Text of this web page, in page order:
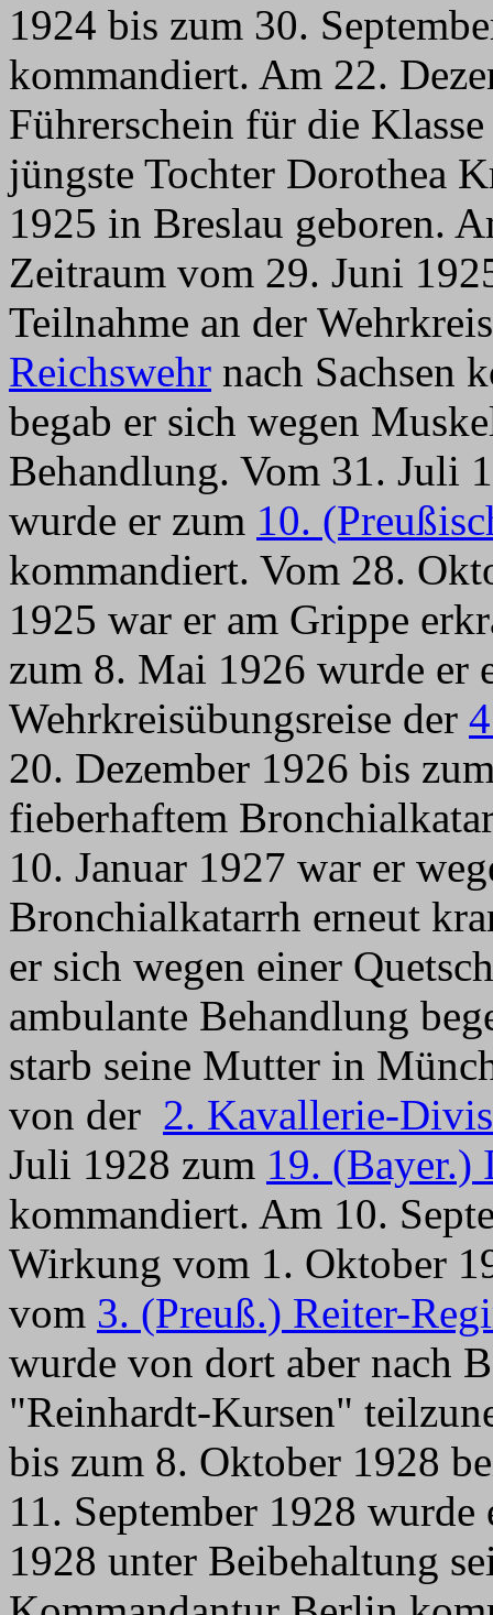
1924 bis zum 30.
kommandiert. Am 22.
Führerschein für die
jüngste Tochter Dorothea
1925 in Breslau geboren.
Zeitraum vom 29. Juni
Teilnahme an der
Reichswehr nach Sachsen
begab er sich wegen
Behandlung. Vom 31. Juli
wurde er zum 10.
kommandiert. Vom 28.
1925 war er am Grippe
zum 8. Mai 1926 wurde er
Wehrkreisübungsreise der
20. Dezember 1926 bis
fieberhaftem
10. Januar 1927 war er
Bronchialkatarrh erneut
er sich wegen einer
ambulante Behandlung
starb seine Mutter in
von der 2. Kavallerie-
Juli 1928 zum 19. (Bayer.)
kommandiert. Am 10.
Wirkung vom 1. Oktober
vom 3. (Preuß.) Reiter-
wurde von dort aber nach
"Reinhardt-Kursen"
bis zum 8. Oktober 1928
11. September 1928
1928 unter Beibehaltung